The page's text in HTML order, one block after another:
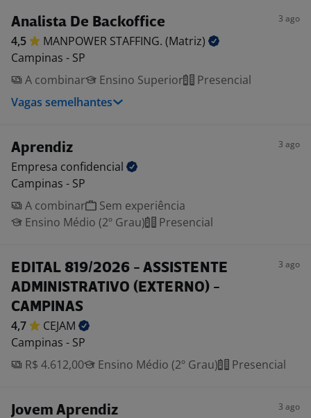
Analista De Backoffice 3 ago
4,5 MANPOWER STAFFING. (Matriz)
Campinas - SP
A combinar
Ensino Superior
Presencial
Vagas semelhantes
Aprendiz 3 ago
Empresa confidencial
Campinas - SP
A combinar
Sem experiência
Ensino Médio (2º Grau)
Presencial
EDITAL 819/2026 - ASSISTENTE
ADMINISTRATIVO (EXTERNO) -
CAMPINAS
3 ago
4,7
CEJAM
Campinas - SP
R$ 4.612,00
Ensino Médio (2º Grau) Presencial
Jovem Aprendiz 3 ago